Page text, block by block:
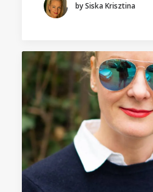
by Siska Krisztina